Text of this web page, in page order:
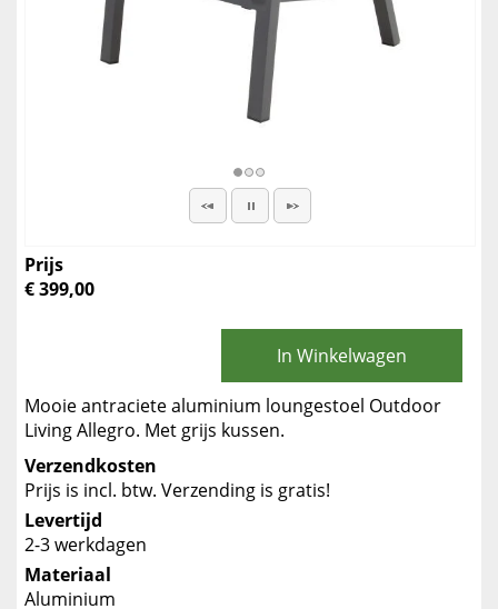
Prijs
€ 399,00
In Winkelwagen
Mooie antraciete aluminium loungestoel Outdoor
Living Allegro. Met grijs kussen.
Verzendkosten
Prijs is incl. btw. Verzending is gratis!
Levertijd
2-3 werkdagen
Materiaal
Aluminium